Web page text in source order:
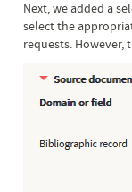
Next, we added a
select the
requests. However,